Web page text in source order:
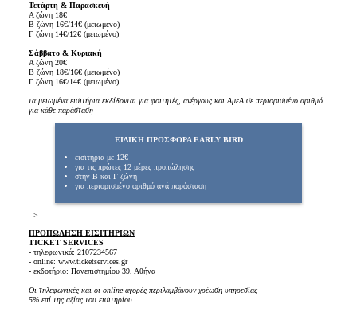
Τετάρτη & Παρασκευή
Α ζώνη 18€
Β ζώνη 16€/14€ (μειωμένο)
Γ ζώνη 14€/12€ (μειωμένο)
Σάββατο & Κυριακή
Α ζώνη 20€
Β ζώνη 18€/16€ (μειωμένο)
Γ ζώνη 16€/14€ (μειωμένο)
τα μειωμένα εισιτήρια εκδίδονται για φοιτητές, ανέργους και ΑμεΑ σε περιορισμένο αριθμό
για κάθε παράσταση
ΕΙΔΙΚΗ ΠΡΟΣΦΟΡΑ EARLY BIRD
εισιτήρια με 12€
για τις πρώτες 12 μέρες προπώλησης
στην Β και Γ ζώνη
για περιορισμένο αριθμό ανά παράσταση
-->
ΠΡΟΠΩΛΗΣΗ ΕΙΣΙΤΗΡΙΩΝ
TICKET SERVICES
- τηλεφωνικά: 2107234567
- online: www.ticketservices.gr
- εκδοτήριο: Πανεπιστημίου 39, Αθήνα
Οι τηλεφωνικές και οι online αγορές περιλαμβάνουν χρέωση υπηρεσίας
5% επί της αξίας του εισιτηρίου